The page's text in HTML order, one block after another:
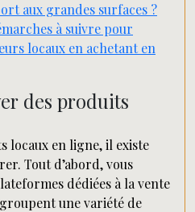
aux grandes surfaces ?
à suivre pour
locaux en achetant en
des produits
locaux en ligne, il existe
Tout d’abord, vous
dédiées à la vente
une variété de